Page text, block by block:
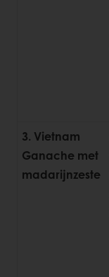
3. Vietnam
Ganache met
madarijnzeste